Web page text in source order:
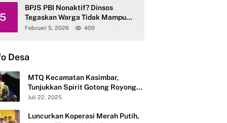
BPJS PBI Nonaktif? Dinsos
Tegaskan Warga Tidak Mampu
Tetap Terlayani
Februari 5, 2026 409
Desa
MTQ Kecamatan Kasimbar,
Tunjukkan Spirit Gotong Royong
Semangat Membangun dari Desa
Juli 22, 2025
Luncurkan Koperasi Merah Putih,